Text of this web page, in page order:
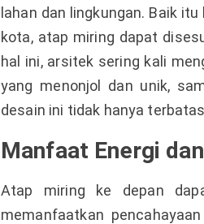
lahan dan lingkungan. Baik
kota, atap miring dapat
hal ini, arsitek sering kali
yang menonjol dan unik,
desain ini tidak hanya
Manfaat Energi
Atap miring ke depan
memanfaatkan